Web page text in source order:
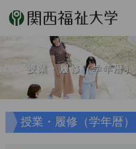
授業・履修（学年暦）
授業・履修（学年暦）